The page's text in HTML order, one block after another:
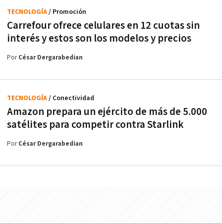
Carrefour ofrece celulares en 12 cuotas sin
interés y estos son los modelos y precios
TECNOLOGÍA/ Promoción
PorCésar Dergarabedian
Amazon prepara un ejército de más de 5.000
satélites para competir contra Starlink
TECNOLOGÍA/ Conectividad
PorCésar Dergarabedian